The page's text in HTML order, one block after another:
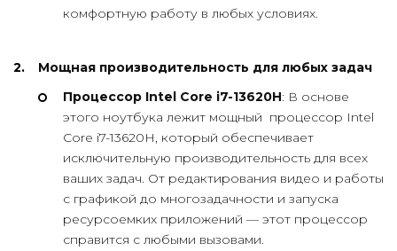
комфортную работу в любых условиях.
Мощная производительность для любых задач
Процессор Intel Core i7-13620H: В основе
этого ноутбука лежит мощный процессор Intel
Core i7-13620H, который обеспечивает
исключительную производительность для всех
ваших задач. От редактирования видео и работы
с графикой до многозадачности и запуска
ресурсоемких приложений — этот процессор
справится с любыми вызовами.